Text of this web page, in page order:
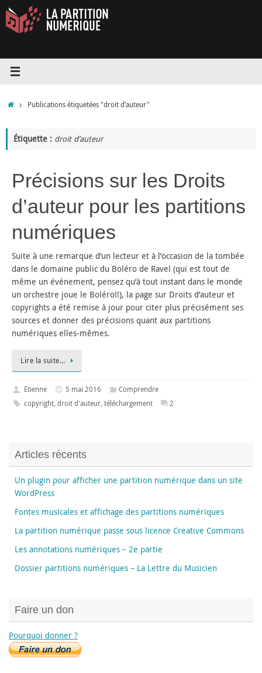
Passer
contenu
AccueilPublications étiquetées "droit d’auteur"
Étiquette : droit d’auteur
Précisions sur les Droits
d’auteur pour les partitions
numériques
Suite à une remarque d’un lecteur et à l’occasion de la tombée
dans le domaine public du Boléro de Ravel (qui est tout de
même un événement, pensez qu’à tout instant dans le monde
un orchestre joue le Boléro!!), la page sur Droits d’auteur et
copyrights a été remise à jour pour citer plus précisément ses
sources et donner des précisions quant aux partitions
numériques elles-mêmes.
Lire la suite…
Etienne 5 mai 2016
Comprendre
copyright, droit d'auteur, téléchargement 2
Articles récents
Un plugin pour afficher une partition numérique dans un site
WordPress
Fontes musicales et affichage des partitions numériques
La partition numérique passe sous licence Creative Commons
Les annotations numériques – 2e partie
Dossier partitions numériques – La Lettre du Musicien
Faire un don
Pourquoi donner ?